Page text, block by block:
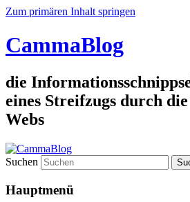
Zum primären Inhalt springen
CammaBlog
die
eines Streifzugs durch
Webs
Suchen
Hauptmenü